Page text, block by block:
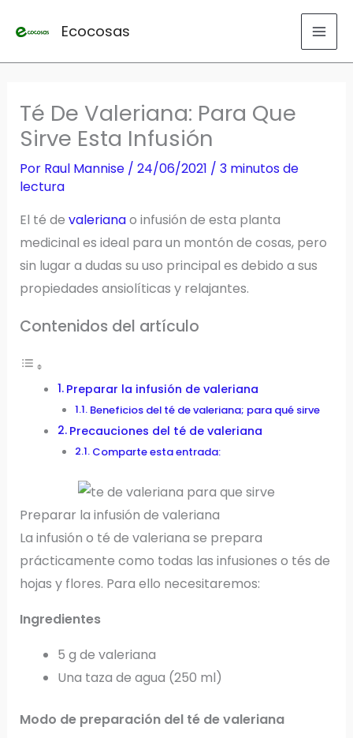
Ecocosas
Té De Valeriana: Para Que
Sirve Esta Infusión
Por Raul Mannise / 24/06/2021 / 3 minutos de
lectura
El té de valerianao infusión de esta planta
medicinal es ideal para un montón de cosas, pero
sin lugar a dudas su uso principal es debido a sus
propiedades ansiolíticas y relajantes.
Contenidos del artículo
Preparar la infusión de valeriana
Beneficios del té de valeriana; para qué sirve
Precauciones del té de valeriana
Comparte esta entrada:
Preparar la infusión de valeriana
La infusión o té de valeriana se prepara
prácticamente como todas las infusiones o tés de
hojas y flores. Para ello necesitaremos:
Ingredientes
5 g de valeriana
Una taza de agua (250 ml)
Modo de preparación del té de valeriana